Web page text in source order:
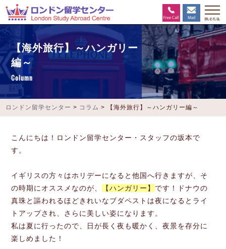
【海外旅行】～ハンガリー
編～
Column
ロンドン留学センター > コラム > 【海外旅行】～ハンガリー編～
こんにちは！ロンドン留学センター・スタッフの坂本で
す。
イギリスの方々はホリデーになると他国へ行きますが、そ
の時期にオススメなのが、
【ハンガリー】 です！ドナウの
真珠と謳われるほどきれいなブダペストは夜になるとライ
トアップされ、さらに美しい姿になります。
私は夏に行ったので、日が長く夜も暖かく、夜景を存分に
楽しめました！